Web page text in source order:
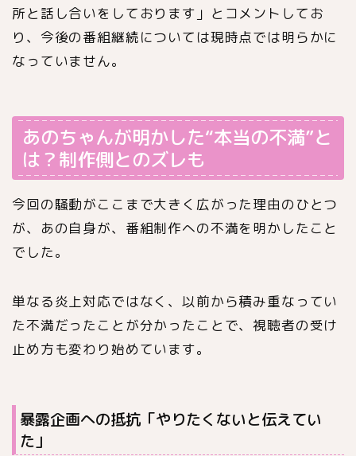
所と話し合いをしております」とコメントしてお
り、今後の番組継続については現時点では明らかに
なっていません。
あのちゃんが明かした“本当の不満”と
は？制作側とのズレも
今回の騒動がここまで大きく広がった理由のひとつ
が、 あの自身が、番組制作への不満を明かしたこと
でした。
単なる炎上対応ではなく、以前から積み重なってい
た不満だったことが分かったことで、視聴者の受け
止め方も変わり始めています。
暴露企画への抵抗「やりたくないと伝えてい
た」